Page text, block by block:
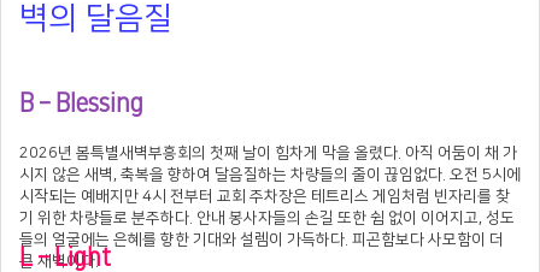
벽의 달음질
B – Blessing
2026년 봄특별새벽부흥회의 첫째 날이 힘차게 막을 올렸다. 아직 어둠이 채 가
시지 않은 새벽, 축복을 향하여 달음질하는 차량들의 줄이 끊임없다. 오전 5시에
시작되는 예배지만 4시 전부터 교회 주차장은 테트리스 게임처럼 빈자리를 찾
기 위한 차량들로 분주하다. 안내 봉사자들의 손길 또한 쉼 없이 이어지고, 성도
들의 얼굴에는 은혜를 향한 기대와 설렘이 가득하다. 피곤함보다 사모함이 더
큰 새벽이다.
L – Light